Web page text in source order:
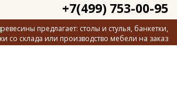
+7(499) 753-00-95
предлагает: столы и стулья, банкетки,
со склада или производство мебели на заказ